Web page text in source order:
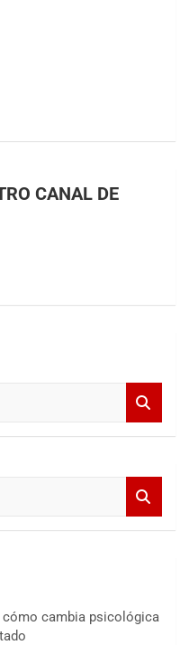
CANAL DE
cambia psicológica